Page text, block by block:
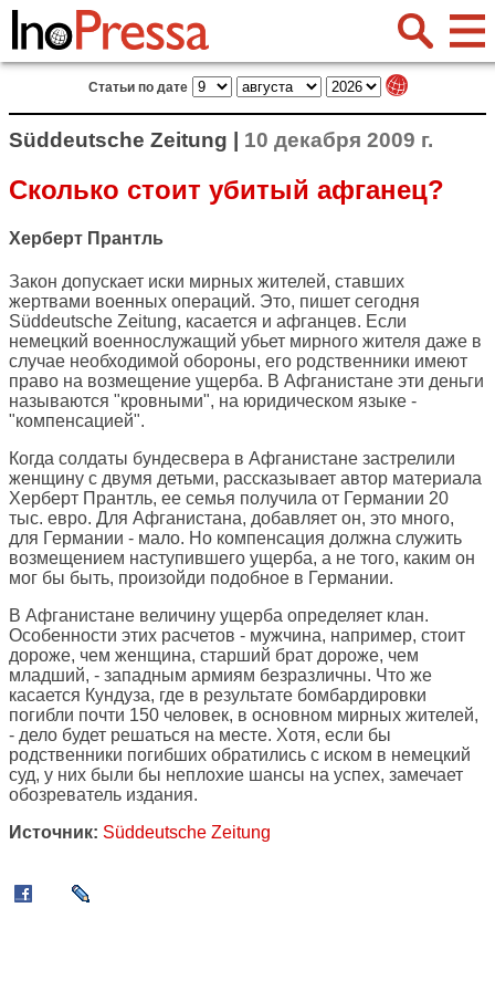
Статьи по дате
Süddeutsche Zeitung | 10 декабря 2009 г.
Сколько стоит убитый афганец?
Херберт Прантль
Закон допускает иски мирных жителей, ставших
жертвами военных операций. Это, пишет сегодня
Süddeutsche Zeitung, касается и афганцев. Если
немецкий военнослужащий убьет мирного жителя даже в
случае необходимой обороны, его родственники имеют
право на возмещение ущерба. В Афганистане эти деньги
называются "кровными", на юридическом языке -
"компенсацией".
Когда солдаты бундесвера в Афганистане застрелили
женщину с двумя детьми, рассказывает автор материала
Херберт Прантль, ее семья получила от Германии 20
тыс. евро. Для Афганистана, добавляет он, это много,
для Германии - мало. Но компенсация должна служить
возмещением наступившего ущерба, а не того, каким он
мог бы быть, произойди подобное в Германии.
В Афганистане величину ущерба определяет клан.
Особенности этих расчетов - мужчина, например, стоит
дороже, чем женщина, старший брат дороже, чем
младший, - западным армиям безразличны. Что же
касается Кундуза, где в результате бомбардировки
погибли почти 150 человек, в основном мирных жителей,
- дело будет решаться на месте. Хотя, если бы
родственники погибших обратились с иском в немецкий
суд, у них были бы неплохие шансы на успех, замечает
обозреватель издания.
Источник: Süddeutsche Zeitung